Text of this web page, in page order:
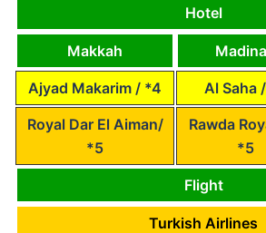
Hotel
Makkah
Ajyad Makarim / *4 Al Saha
Royal Dar El Aiman/
*5
Rawda
*5
Flight
Turkish Airlines